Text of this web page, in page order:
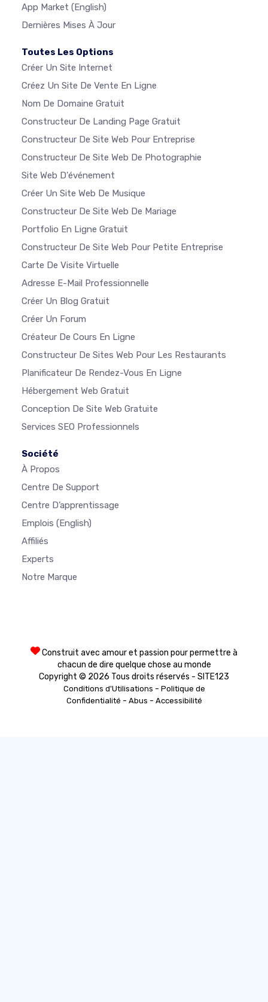
App Market (English)
Dernières Mises À Jour
Toutes Les Options
Créer Un Site Internet
Créez Un Site De Vente En Ligne
Nom De Domaine Gratuit
Constructeur De Landing Page Gratuit
Constructeur De Site Web Pour Entreprise
Constructeur De Site Web De Photographie
Site Web D'événement
Créer Un Site Web De Musique
Constructeur De Site Web De Mariage
Portfolio En Ligne Gratuit
Constructeur De Site Web Pour Petite Entreprise
Carte De Visite Virtuelle
Adresse E-Mail Professionnelle
Créer Un Blog Gratuit
Créer Un Forum
Créateur De Cours En Ligne
Constructeur De Sites Web Pour Les Restaurants
Planificateur De Rendez-Vous En Ligne
Hébergement Web Gratuit
Conception De Site Web Gratuite
Services SEO Professionnels
Société
À Propos
Centre De Support
Centre D’apprentissage
Emplois (English)
Affiliés
Experts
Notre Marque
Construit avec amour et passion pour permettre à
chacun de dire quelque chose au monde
Copyright © 2026 Tous droits réservés - SITE123
Conditions d'Utilisations - Politique de
Confidentialité - Abus - Accessibilité